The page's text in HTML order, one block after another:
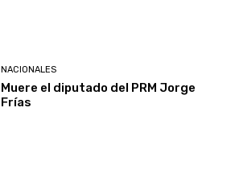
NACIONALES
Muere el diputado del PRM Jorge
Frías